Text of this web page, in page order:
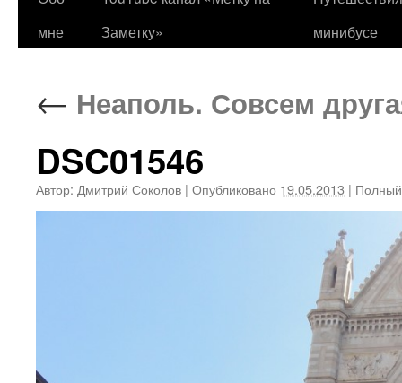
мне
Заметку»
минибусе
← Неаполь. Совсем
DSC01546
Автор: Дмитрий Соколов | Опубликовано 19.05.2013 |